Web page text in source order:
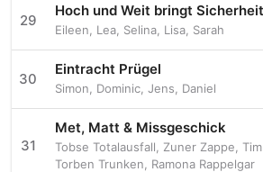
29
Hoch und Weit bringt Sicherheit
Eileen Lea Selina Lisa Sarah
30
Eintracht Prügel
Simon Dominic Jens Daniel
31
Met, Matt & Missgeschick
Tobse Totalausfall Zuner Zappe
Torben Trunken
Ramona Rappelgar